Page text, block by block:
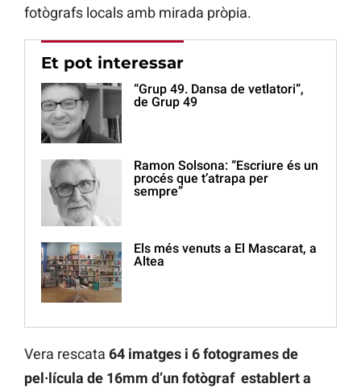
fotògrafs locals amb mirada pròpia.
Et pot interessar
“Grup 49. Dansa de vetlatori”,
de Grup 49
Ramon Solsona: “Escriure és un
procés que t’atrapa per
sempre”
Els més venuts a El Mascarat, a
Altea
Vera rescata 64 imatges i 6 fotogrames de
pel·lícula de 16mm d’un fotògraf establert a